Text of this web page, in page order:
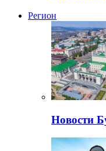
Регион
Новости